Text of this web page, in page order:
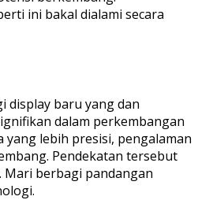
ini bakal dialami secara
display baru yang dan
dalam perkembangan
yang lebih presisi, pengalaman
Pendekatan tersebut
berbagi pandangan